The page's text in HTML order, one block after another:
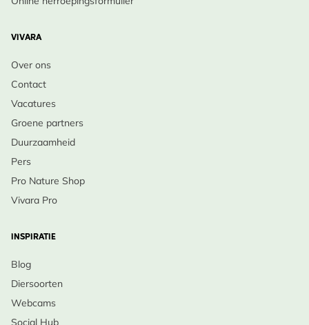
VIVARA
Over ons
Contact
Vacatures
Groene partners
Duurzaamheid
Pers
Pro Nature Shop
Vivara Pro
INSPIRATIE
Blog
Diersoorten
Webcams
Social Hub